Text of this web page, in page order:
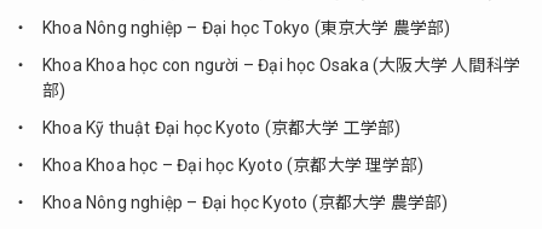
2.1.
TOP
Đại
học
được
Khoa Nông nghiệp – Đại học Tokyo (東京大学 農学部)
Khoa Khoa học con người – Đại học Osaka (大阪大学 人間科学
部)
Khoa Kỹ thuật Đại học Kyoto (京都大学 工学部)
Khoa Khoa học – Đại học Kyoto (京都大学 理学部)
Khoa Nông nghiệp – Đại học Kyoto (京都大学 農学部)